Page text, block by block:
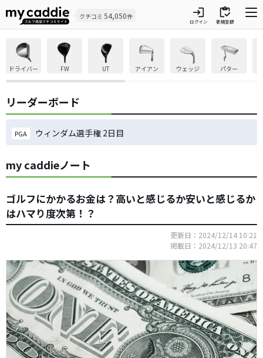
クチコミ 54,050件 login
ログイン
inventory
新規登録
ドライバー FW UT アイアン ウェッジ パター
リーダーボード
PGA ウィンダム選手権 2日目
my caddieノート
ゴルフにかかるお金は？高いと感じるか安いと感じるか
はハマり度次第！？
更新日：2024/12/14 10:21
掲載日：2024/12/13 20:47